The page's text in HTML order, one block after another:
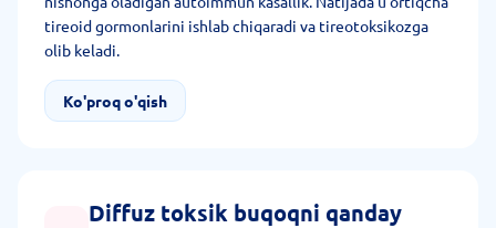
tireoid gormonlarini ishlab chiqaradi va tireotoksikozga
olib keladi.
Ko'proq o'qish
Diffuz toksik buqoqni qanday